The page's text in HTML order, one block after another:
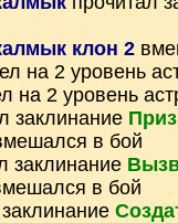
клон 2
на 2 уровень
на 2 уровень
заклинание
в бой
заклинание
в бой